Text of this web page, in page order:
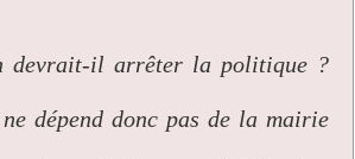
devrait-il arrêter la politique ?
dépend donc pas de la mairie